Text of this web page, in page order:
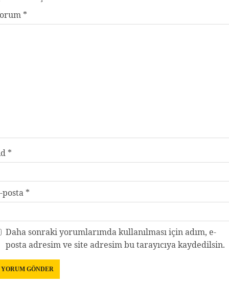
*
*
posta *
Daha sonraki yorumlarımda kullanılması için adım, e-
posta adresim ve site adresim bu tarayıcıya kaydedilsin.